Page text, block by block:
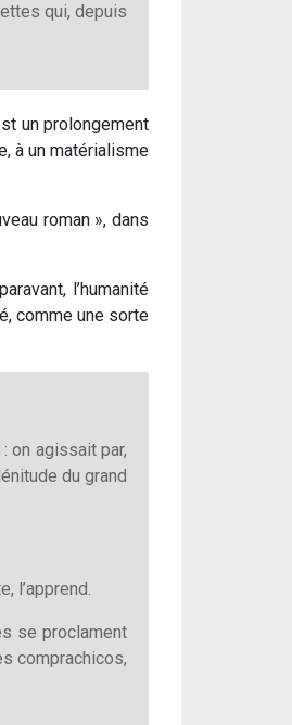
qui, depuis
un prolongement
à un matérialisme
roman », dans
l’humanité
comme une sorte
on agissait par,
du grand
l’apprend.
se proclament
comprachicos,